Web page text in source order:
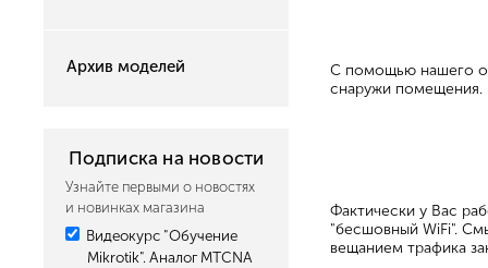
Архив моделей
Подписка на новости
Узнайте первыми о новостях
и новинках магазина
Видеокурс "Обучение
Mikrotik". Аналог MTCNA
С помощью нашего
снаружи помещения.
Фактически у Вас
"бесшовный WiFi".
вещанием трафика